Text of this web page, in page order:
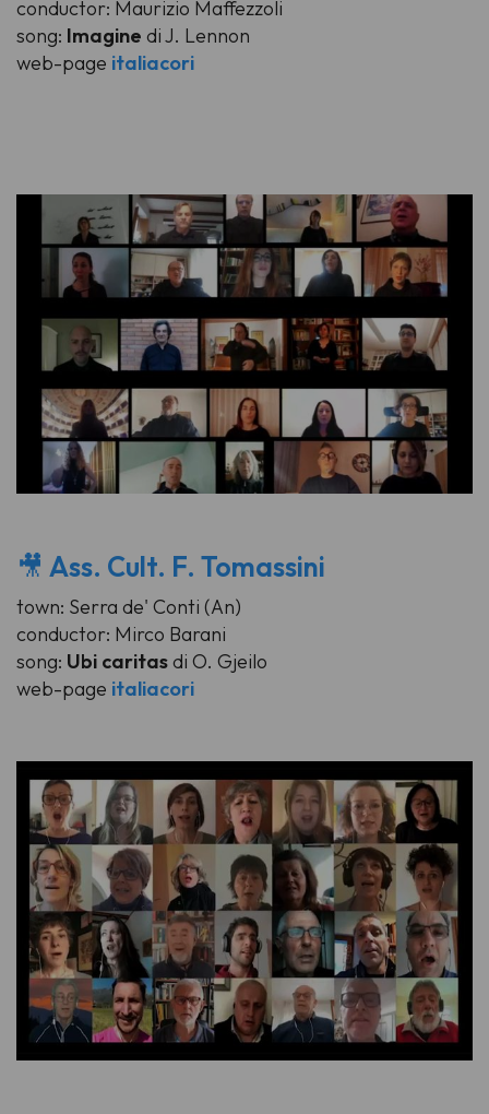
conductor: Maurizio Maffezzoli
song: Imagine di J. Lennon
web-page italiacori
🎥 Ass. Cult. F. Tomassini
town: Serra de' Conti (An)
conductor: Mirco Barani
song: Ubi caritasdi O. Gjeilo
web-page italiacori